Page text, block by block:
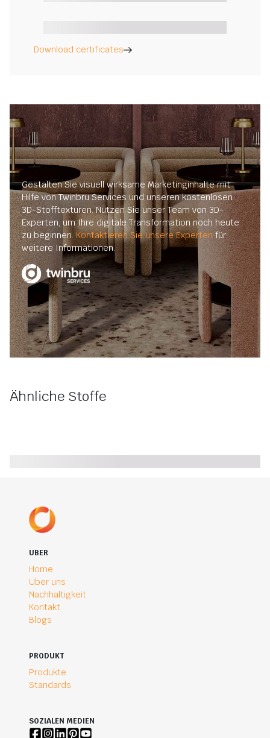
Download certificates
Gestalten Sie visuell wirksame Marketinginhalte mit
Hilfe von Twinbru Services und unseren kostenlosen
3D-Stofftexturen. Nutzen Sie unser Team von 3D-
Experten, um Ihre digitale Transformation noch heute
zu beginnen.Kontaktieren Sie unsere Expertenfür
weitere Informationen.
Ähnliche Stoffe
UBER
Home
Über uns
Nachhaltigkeit
Kontakt
Blogs
PRODUKT
Produkte
Standards
SOZIALEN MEDIEN